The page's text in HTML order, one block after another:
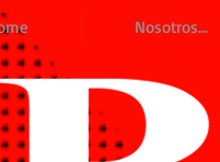
Nosotros...